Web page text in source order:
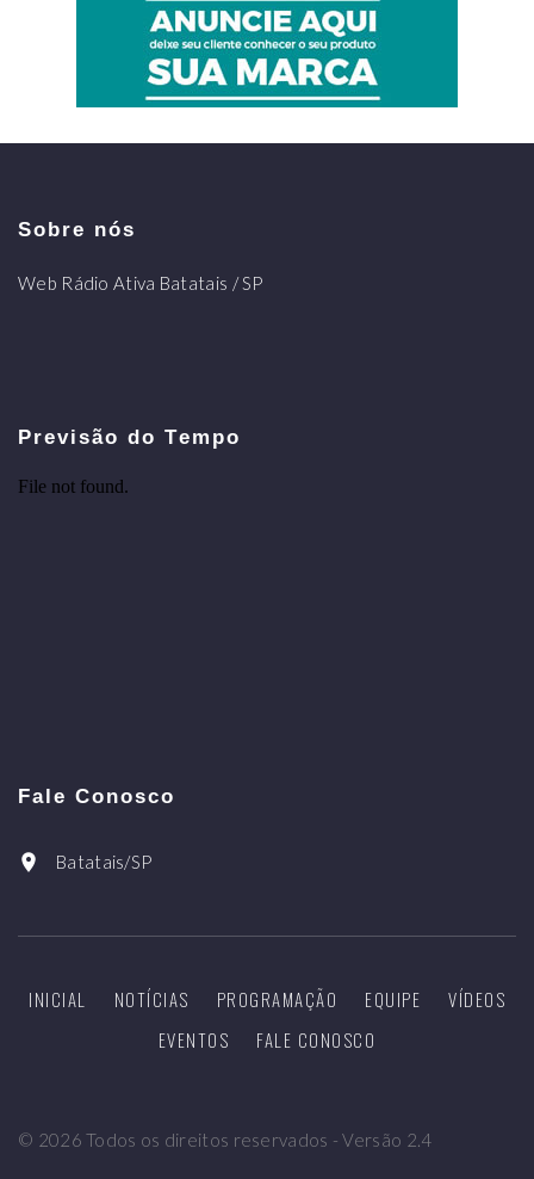
Sobre nós
Web Rádio Ativa Batatais / SP
Previsão do Tempo
Fale Conosco
Batatais/SP
INICIAL NOTÍCIAS PROGRAMAÇÃO EQUIPE
VÍDEOS
EVENTOS
FALE CONOSCO
© 2026 Todos os direitos reservados - Versão 2.4